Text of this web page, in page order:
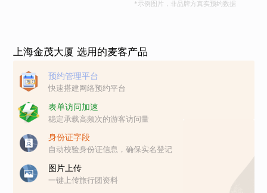
*示例图片，非品牌方真实预约数据
上海金茂大厦 选用的麦客产品
预约管理平台
快速搭建网络预约平台
表单访问加速
稳定承载高频次的游客访问量
身份证字段
自动校验身份证信息，确保实名登记
图片上传
一键上传旅行团资料